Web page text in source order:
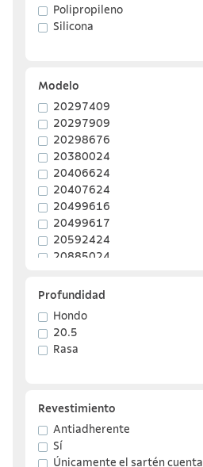
Polipropileno
Silicona
Modelo
20297409
20297909
20298676
20380024
20406624
20407624
20499616
20499617
20592424
20885024
Profundidad
Hondo
20.5
Rasa
Revestimiento
Antiadherente
Sí
Únicamente el sartén cuenta